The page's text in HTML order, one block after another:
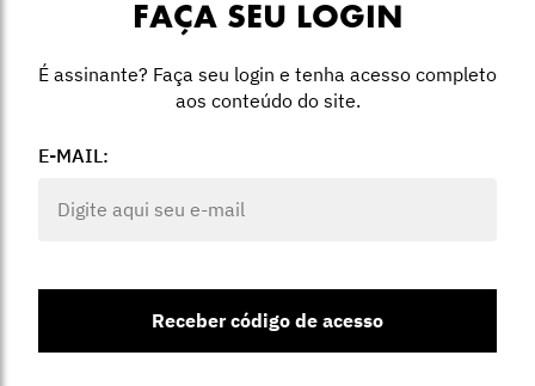
FAÇA SEU LOGIN
É assinante? Faça seu login e tenha acesso completo
aos conteúdo do site.
E-MAIL:
Receber código de acesso